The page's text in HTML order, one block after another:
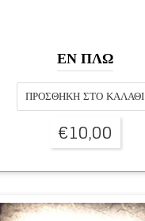
ΕΝ ΠΛΩ
ΠΡΟΣΘΉΚΗ ΣΤΟ ΚΑΛΆΘΙ
€10,00